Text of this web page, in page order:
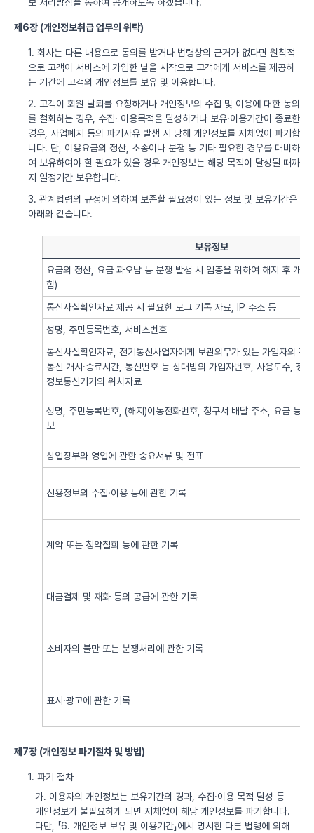
제6장 (개인정보취급 업무의 위탁)
1. 회사는 다른 내용으로 동의를 받거나 법령상의 근거가 없다면 원칙적
으로 고객이 서비스에 가입한 날을 시작으로 고객에게 서비스를 제공하
는 기간에 고객의 개인정보를 보유 및 이용합니다.
2. 고객이 회원 탈퇴를 요청하거나 개인정보의 수집 및 이용에 대한 동의
를 철회하는 경우, 수집· 이용목적을 달성하거나 보유·이용기간이 종료한
경우, 사업폐지 등의 파기사유 발생 시 당해 개인정보를 지체없이 파기합
니다. 단, 이용요금의 정산, 소송이나 분쟁 등 기타 필요한 경우를 대비하
여 보유하여야 할 필요가 있을 경우 개인정보는 해당 목적이 달성될 때까
지 일정기간 보유합니다.
3. 관계법령의 규정에 의하여 보존할 필요성이 있는 정보 및 보유기간은
아래와 같습니다.
보유정보
요금의 정산, 요금 과오납 등 분쟁 발생 시 입증을 위하여 해지 후 개인
함)
통신사실확인자료 제공 시 필요한 로그 기록 자료, IP 주소 등
성명, 주민등록번호, 서비스번호
통신사실확인자료, 전기통신사업자에게 보관의무가 있는 가입자의 전
통신 개시·종료시간, 통신번호 등 상대방의 가입자번호, 사용도수, 정
정보통신기기의 위치자료
성명, 주민등록번호, (해지)이동전화번호, 청구서 배달 주소, 요금 등
보
상업장부와 영업에 관한 중요서류 및 전표
신용정보의 수집·이용 등에 관한 기록
계약 또는 청약철회 등에 관한 기록
대금결제 및 재화 등의 공급에 관한 기록
소비자의 불만 또는 분쟁처리에 관한 기록
표시·광고에 관한 기록
제7장 (개인정보 파기절차 및 방법)
1. 파기 절차
가. 이용자의 개인정보는 보유기간의 경과, 수집·이용 목적 달성 등
개인정보가 불필요하게 되면 지체없이 해당 개인정보를 파기합니다.
다만, 「6. 개인정보 보유 및 이용기간」에서 명시한 다른 법령에 의해